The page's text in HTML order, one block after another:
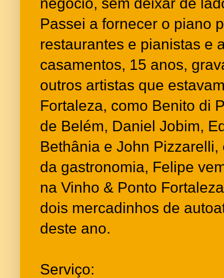
Passei a fornecer o piano
restaurantes e pianistas e
casamentos, 15 anos,
outros artistas que
Fortaleza, como Benito di
de Belém, Daniel Jobim,
Bethânia e John Pizzarelli,
da gastronomia, Felipe
na Vinho & Ponto
dois mercadinhos de
deste ano.
Serviço: